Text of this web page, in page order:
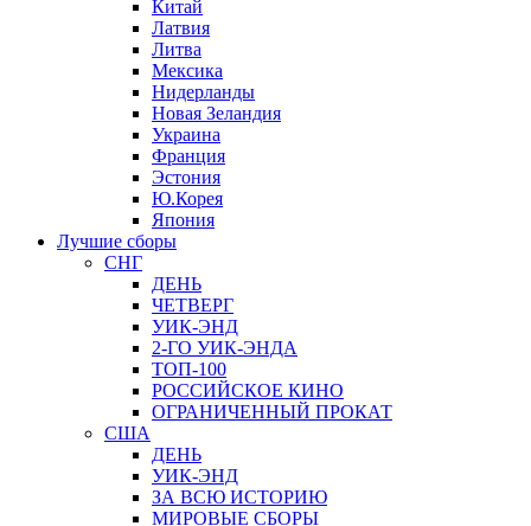
Китай
Латвия
Литва
Мексика
Нидерланды
Новая Зеландия
Украина
Франция
Эстония
Ю.Корея
Япония
Лучшие сборы
СНГ
ДЕНЬ
ЧЕТВЕРГ
УИК-ЭНД
2-ГО УИК-ЭНДА
ТОП-100
РОССИЙСКОЕ КИНО
ОГРАНИЧЕННЫЙ ПРОКАТ
США
ДЕНЬ
УИК-ЭНД
ЗА ВСЮ ИСТОРИЮ
МИРОВЫЕ СБОРЫ